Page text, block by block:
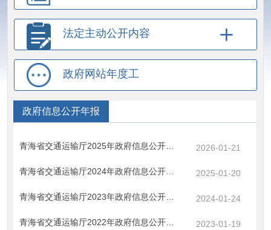
法定主动公开内容
政府网站年度工
作报表
政府信息公开年报
青海省交通运输厅2025年政府信息公开工作年度报告 2026-01-21
青海省交通运输厅2024年政府信息公开工作年度报告 2025-01-20
青海省交通运输厅2023年政府信息公开工作年度报告 2024-01-24
青海省交通运输厅2022年政府信息公开工作年度报告 2023-01-19